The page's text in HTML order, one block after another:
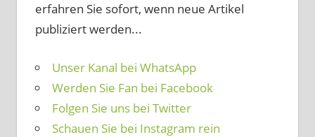
erfahren Sie sofort, wenn neue Artikel
publiziert werden...
Unser Kanal bei WhatsApp
Werden Sie Fan bei Facebook
Folgen Sie uns bei Twitter
Schauen Sie bei Instagram rein